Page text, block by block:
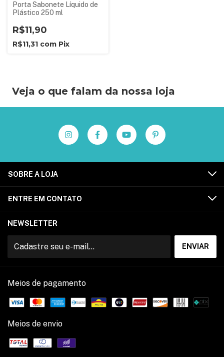
Porta Sabonete Líquido de
Plástico 250 ml
R$11,90
R$11,31 com Pix
Veja o que falam da nossa loja
SOBRE A LOJA
ENTRE EM CONTATO
NEWSLETTER
Meios de pagamento
Meios de envio